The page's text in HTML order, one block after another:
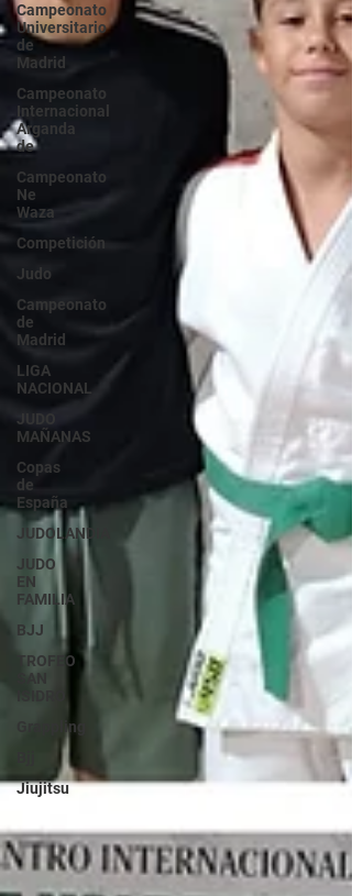
Campeonato
Universitario
de
Madrid
Campeonato
Internacional
Arganda
de
Campeonato
Ne
Waza
Competición
Judo
Campeonato
de
Madrid
LIGA
NACIONAL
JUDO
MAÑANAS
Copas
de
España
JUDOLANDIA
JUDO
EN
FAMILIA
BJJ
TROFEO
SAN
Grappling
Jiujitsu